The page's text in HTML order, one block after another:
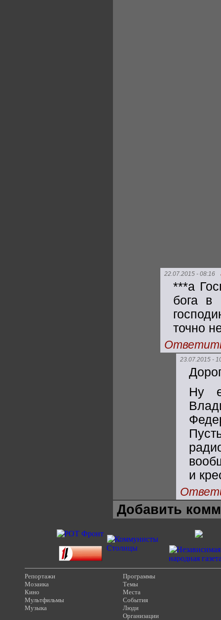
22.07.2015 - 08:16
***а
бога в
точно
23.07.2015 -
Ну
и
Добавить
Репортажи
Мозаика
Кино
Мультфильмы
Музыка
Программы
Темы
Места
События
Люди
Организации